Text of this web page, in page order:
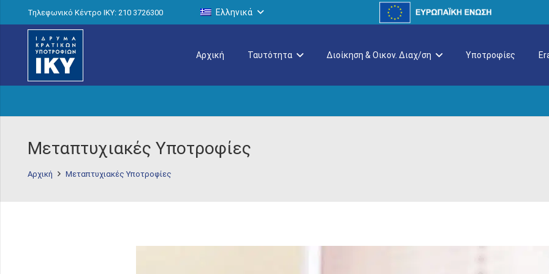
Τηλεφωνικό Κέντρο IKY: 210 3726300 Ελληνικά
Αρχική Ταυτότητα Διοίκηση & Οικον. Διαχ/ση Υποτροφίες
Μεταπτυχιακές Υποτροφίες
Αρχική Μεταπτυχιακές Υποτροφίες